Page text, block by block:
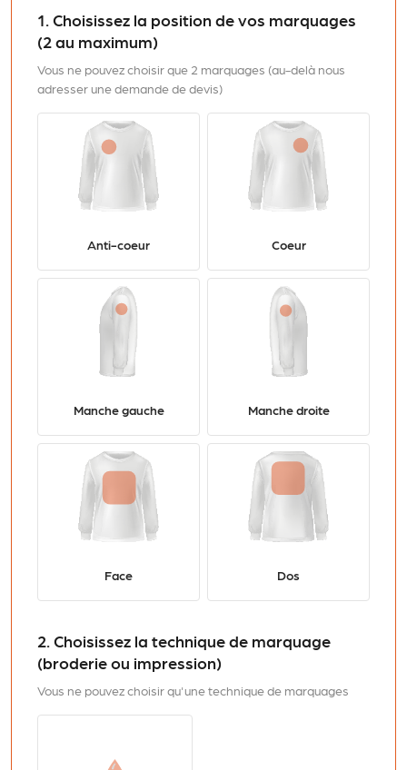
1. Choisissez la position de vos marquages
(2 au maximum)
Vous ne pouvez choisir que 2 marquages (au-delà nous
adresser une demande de devis)
Anti-coeur Coeur
Manche gauche Manche droite
Face Dos
2. Choisissez la technique de marquage
(broderie ou impression)
Vous ne pouvez choisir qu'une technique de marquages